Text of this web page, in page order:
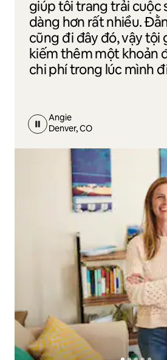
giúp tôi trang trải cuộc
dàng hơn rất nhiều.
cũng đi đây đó, vậy tội
kiếm thêm một khoản
chi phí trong lúc mình
Angie
Denver, CO